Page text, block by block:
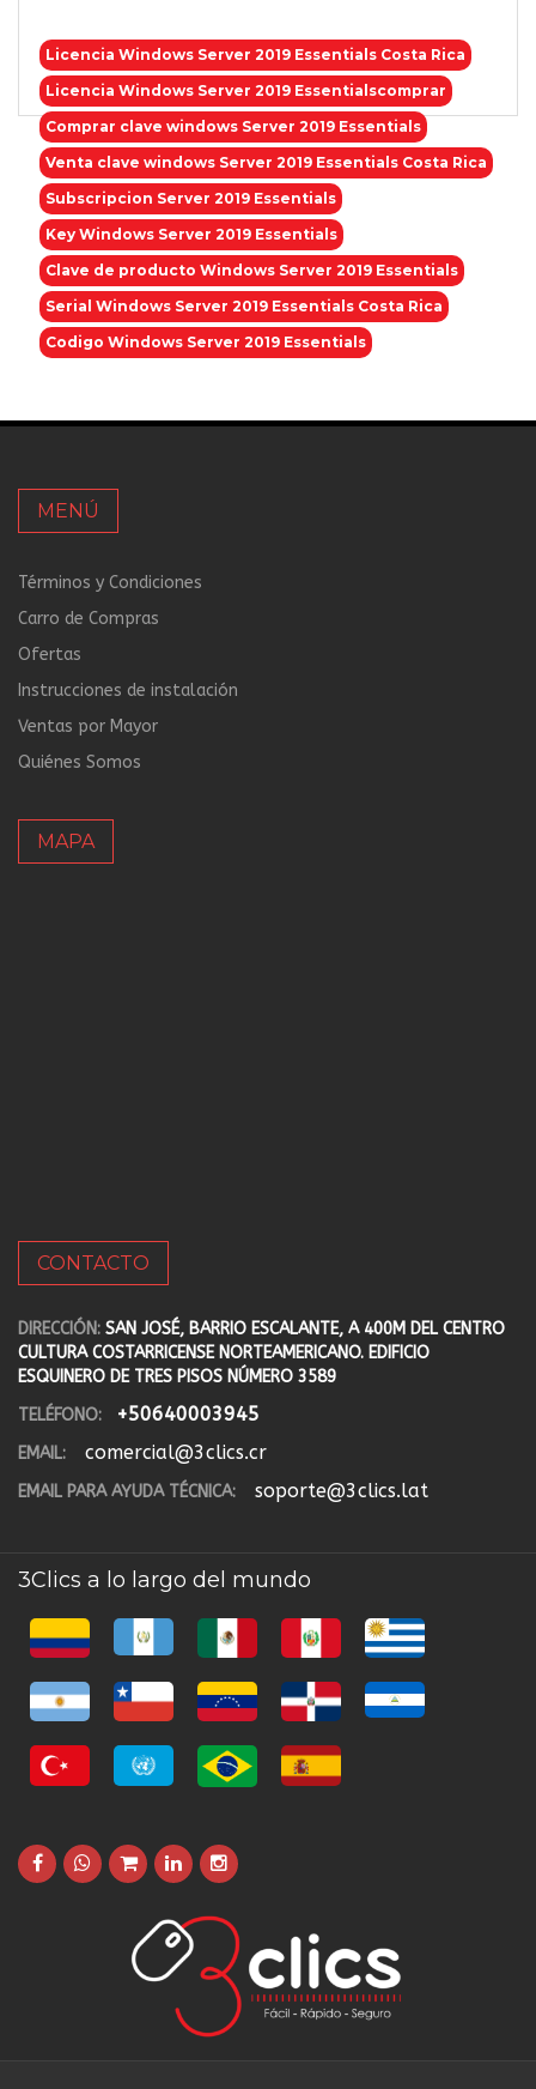
Licencia Windows Server 2019 Essentials Costa Rica
Licencia Windows Server 2019 Essentialscomprar
Comprar clave windows Server 2019 Essentials
Venta clave windows Server 2019 Essentials Costa Rica
Subscripcion Server 2019 Essentials
Key Windows Server 2019 Essentials
Clave de producto Windows Server 2019 Essentials
Serial Windows Server 2019 Essentials Costa Rica
Codigo Windows Server 2019 Essentials
MENÚ
Términos y Condiciones
Carro de Compras
Ofertas
Instrucciones de instalación
Ventas por Mayor
Quiénes Somos
MAPA
CONTACTO
DIRECCIÓN: SAN JOSÉ, BARRIO ESCALANTE, A 400M DEL CENTRO
CULTURA COSTARRICENSE NORTEAMERICANO. EDIFICIO
ESQUINERO DE TRES PISOS NÚMERO 3589
TELÉFONO:
+50640003945
EMAIL: comercial@3clics.cr
EMAIL PARA AYUDA TÉCNICA: soporte@3clics.lat
3Clics a lo largo del mundo